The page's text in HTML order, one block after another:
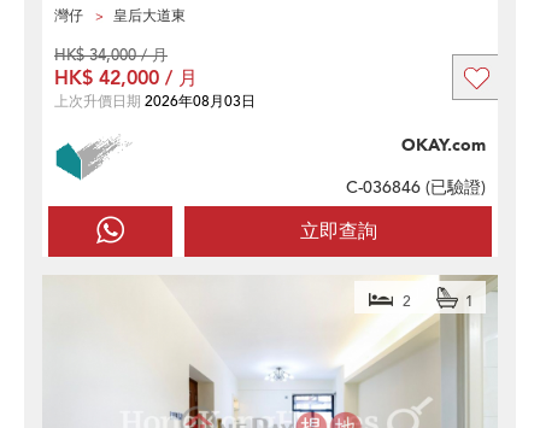
灣仔 皇后大道東
立即查詢
OKAY.com
C-036846 (已驗證)
HK$ 34,000 / 月
HK$ 42,000 / 月
上次升價日期 2026年08月03日
2 1